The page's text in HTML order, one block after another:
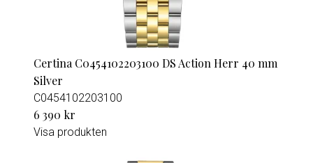
Certina C0454102203100 DS Action Herr 40 mm
Silver
C0454102203100
6 390 kr
Visa produkten